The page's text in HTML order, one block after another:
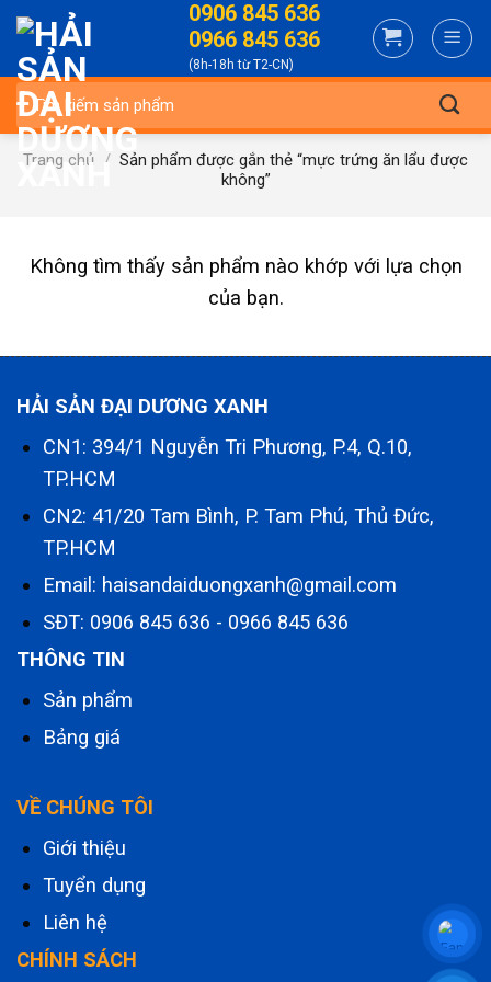
Skip
content
0906 845 636
0966 845 636
(8h-18h từ T2-CN)
Tìm
kiếm:
Trang chủ / Sản phẩm được gắn thẻ “mực trứng ăn lẩu được
không”
Không tìm thấy sản phẩm nào khớp với lựa chọn
của bạn.
HẢI SẢN ĐẠI DƯƠNG XANH
CN1: 394/1 Nguyễn Tri Phương, P.4, Q.10,
TP.HCM
CN2: 41/20 Tam Bình, P. Tam Phú, Thủ Đức,
TP.HCM
Email: haisandaiduongxanh@gmail.com
SĐT: 0906 845 636 - 0966 845 636
THÔNG TIN
Sản phẩm
Bảng giá
VỀ CHÚNG TÔI
Giới thiệu
Tuyển dụng
Liên hệ
CHÍNH SÁCH